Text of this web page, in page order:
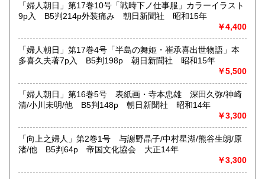
「婦人朝日」第17巻10号「戦時下ノ仕事服」カラーイラスト
9p入 B5判214p外装痛み 朝日新聞社 昭和15年
￥4,400
「婦人朝日」第17巻4号「半島の舞姫・崔承喜出世物語」本
多喜久夫著7p入 B5判198p 朝日新聞社 昭和15年
￥5,500
「婦人朝日」第16巻5号 表紙画・寺本忠雄 深田久弥/神崎
清/小川未明/他 B5判148p 朝日新聞社 昭和14年
￥3,300
「向上之婦人」第2巻1号 与謝野晶子/中村星湖/熊谷生朗/原
渚/他 B5判64p 帝国文化協会 大正14年
￥3,300